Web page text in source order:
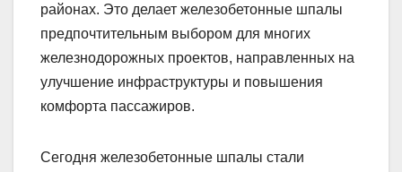
районах. Это делает железобетонные шпалы
предпочтительным выбором для многих
железнодорожных проектов, направленных на
улучшение инфраструктуры и повышения
комфорта пассажиров.
Сегодня железобетонные шпалы стали